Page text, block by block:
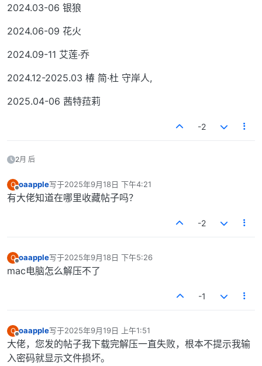
2024.03-06 银狼
2024.06-09 花火
2024.09-11 艾莲·乔
2024.12-2025.03 椿 简·杜 守岸人,
2025.04-06 茜特菈莉
-2
2月 后
O
离线
oaapple写于2025年9月18日 下午4:21
最后由 编辑
有大佬知道在哪里收藏帖子吗？
-2
O
离线
oaapple写于2025年9月18日 下午5:26
最后由 编辑
mac电脑怎么解压不了
-1
O
离线
oaapple写于2025年9月19日 上午1:51
最后由 编辑
大佬，您发的帖子我下载完解压一直失败，根本不提示我输
入密码就显示文件损坏。